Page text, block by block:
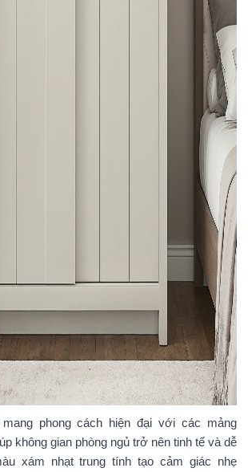
phong cách hiện đại với các mảng
không gian phòng ngủ trở nên tinh tế và dễ
xám nhạt trung tính tạo cảm giác nhẹ